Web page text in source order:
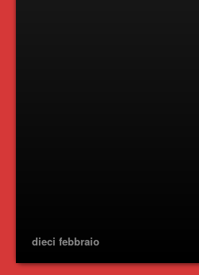
dieci febbraio